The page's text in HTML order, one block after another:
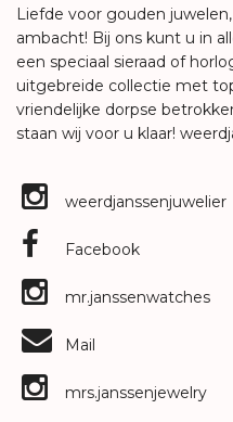
Liefde voor gouden
ambacht! Bij ons kunt u in
een speciaal sieraad of
uitgebreide collectie met
vriendelijke dorpse
staan wij voor u klaar!
weerdjanssenjuwelier
Facebook
mr.janssenwatches
Mail
mrs.janssenjewelry